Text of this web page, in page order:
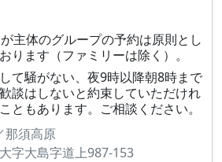
主体のグループの予約は原則とし
ります（ファミリーは除く）。
て騒がない、夜9時以降朝8時まで
談はしないと約束していただけれ
ともあります。ご相談ください。
那須高原
字大島字道上987-153